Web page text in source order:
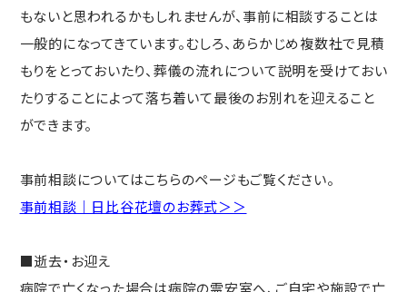
もないと思われるかもしれませんが、事前に相談することは
一般的になってきています。むしろ、あらかじめ複数社で見積
もりをとっておいたり、葬儀の流れについて説明を受けておい
たりすることによって落ち着いて最後のお別れを迎えること
ができます。
事前相談についてはこちらのページもご覧ください。
事前相談｜日比谷花壇のお葬式＞＞
■逝去・お迎え
病院で亡くなった場合は病院の霊安室へ、ご自宅や施設で亡